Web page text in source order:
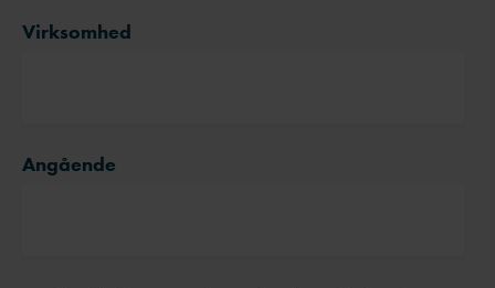
Virksomhed
Angående